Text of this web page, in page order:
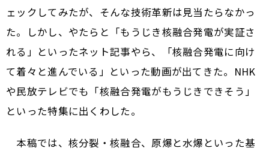
ェックしてみたが、そんな技術革新は見当たらなかっ
た。しかし、やたらと「もうじき核融合発電が実証さ
れる」といったネット記事やら、「核融合発電に向け
て着々と進んでいる」といった動画が出てきた。NHK
や民放テレビでも「核融合発電がもうじきできそう」
といった特集に出くわした。
本稿では、核分裂・核融合、原爆と水爆といった基